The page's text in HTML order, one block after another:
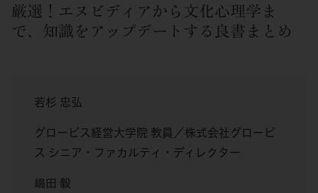
厳選！エヌビディアから文化心理学ま
で、知識をアップデートする良書まとめ
若杉 忠弘
グロービス経営大学院 教員／株式会社グロービ
ス シニア・ファカルティ・ディレクター
嶋田 毅